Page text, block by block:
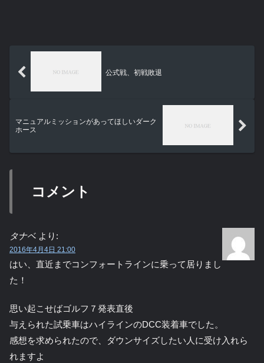
公式戦、初戦敗退
マニュアルミッションがあってほしいダーク
ホース
コメント
タナベ より:
2016年4月4日 21:00
はい、直近までコンフォートラインに乗って居りまし
た！
思い起こせばゴルフ７発表直後
与えられた試乗車はハイラインのDCC装着車でした。
感想を求められたので、ダウンサイズしたい人に受け入れら
れますよ